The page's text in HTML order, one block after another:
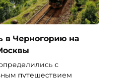
в Черногорию на
с
путешествием